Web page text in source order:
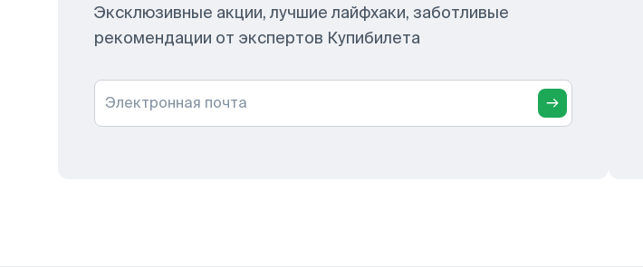
Эксклюзивные акции, лучшие лайфхаки, заботливые
рекомендации от экспертов Купибилета
Электронная почта